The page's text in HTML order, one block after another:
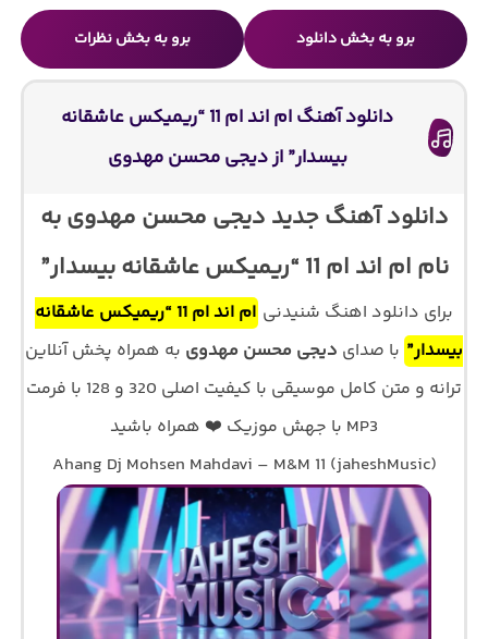
برو به بخش دانلود برو به بخش نظرات
دانلود آهنگ ام اند ام 11 “ریمیکس عاشقانه
بیسدار” از دیجی محسن مهدوی
دانلود آهنگ جدید دیجی محسن مهدوی به
نام ام اند ام 11 “ریمیکس عاشقانه بیسدار”
برای دانلود اهنگ شنیدنی
ام اند ام 11 “ریمیکس عاشقانه
بیسدار” با صدای دیجی محسن مهدوی به همراه پخش آنلاین
ترانه و متن کامل موسیقی با کیفیت اصلی 320 و 128 با فرمت
MP3 با جهش موزیک ❤️ همراه باشید
Ahang Dj Mohsen Mahdavi – M&M 11 (jaheshMusic)